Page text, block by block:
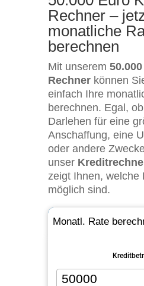
Rechner –
monatliche
berechnen
Mit unserem
Rechnerkönnen
einfach Ihre
berechnen. Egal,
Darlehen für eine
Anschaffung, eine
oder andere
unser
zeigt Ihnen, welche
möglich sind.
Monatl. Rate